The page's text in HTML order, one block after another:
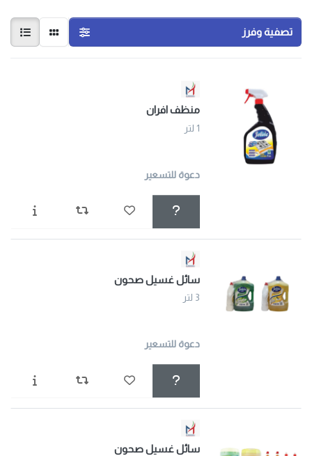
أن نكون علامة سعودية رائدة في مجال المنظفات السائلة , تقدم
منتجات موثوقة بمعايير عالمية لتصل لكل بيت بإعتماد شعارنا
(ينظف صح ).
من حيث الفاعلية والأمان. نؤمن بأن النظافة تبدأ من منتج موثوق,
سعودي الصنع,
يحقق نتائج تنظف صح.
القيم :
الاعتماد والجودة, الهوية الوطنية, الشفافية والمصداقية, الابتكار.
تصفية وفرز
منظف افران
1 لتر
دعوة للتسعير
سائل غسيل صحون
3 لتر
دعوة للتسعير
سائل غسيل صحون